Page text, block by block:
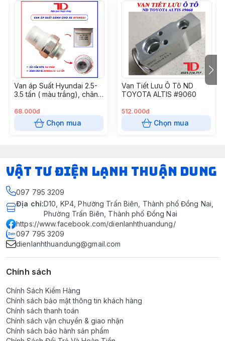
Van áp Suất Hyundai 2.5-
3.5 tấn ( màu trắng), chân
68.000đ
Chọn mua
Van Tiết Lưu Ô Tô ND
TOYOTA ALTIS #9060
512.000đ
Chọn mua
VẬT TƯ ĐIỆN LẠNH THUẬN DUNG
097 795 3209
Địa chỉ:D10, KP4, Phường Trấn Biên, Thành phố Đồng Nai,
Phường Trấn Biên, Thành phố Đồng Nai
https://www.facebook.com/dienlanhthuandung/
097 795 3209
dienlanhthuandung@gmail.com
Chính sách
Chính Sách Kiểm Hàng
Chính sách bảo mật thông tin khách hàng
Chính sách thanh toán
Chính sách vận chuyển & giao nhận
Chính sách bảo hành sản phẩm